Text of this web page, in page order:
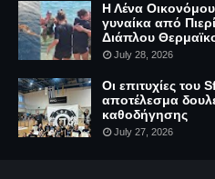
Η Λένα
γυναίκα από
Διάπλου
July 28, 2026
Οι επιτυχίες του
αποτέλεσμα
καθοδήγησης
July 27, 2026